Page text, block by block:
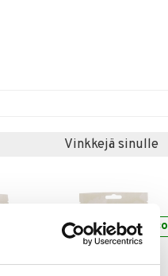
Vinkkejä sinulle
eco